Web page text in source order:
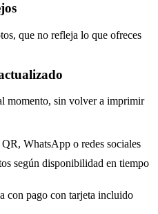
que no refleja lo que ofreces
momento, sin volver a imprimir
WhatsApp o redes sociales
según disponibilidad en tiempo
con pago con tarjeta incluido